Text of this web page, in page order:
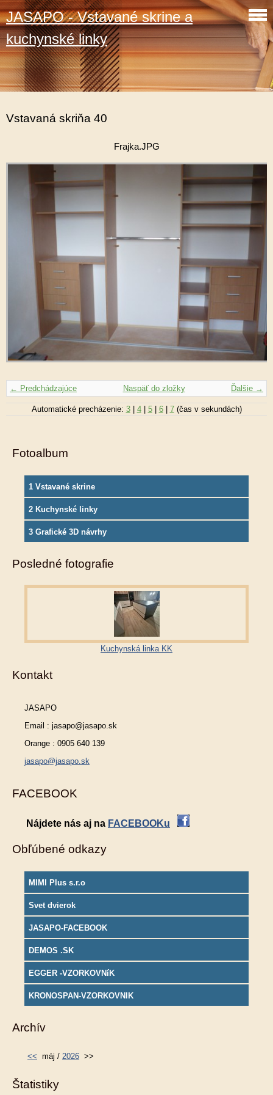
JASAPO - Vstavané skrine a
kuchynské linky
Vstavaná skriňa 40
Frajka.JPG
← Predchádzajúce Ďalšie →
Naspäť do zložky
Automatické precházenie: 3| 4| 5| 6| 7(čas v sekundách)
Fotoalbum
1 Vstavané skrine
2 Kuchynské linky
3 Grafické 3D návrhy
Posledné fotografie
Kuchynská linka KK
Kontakt
JASAPO
Email : jasapo@jasapo.sk
Orange : 0905 640 139
jasapo@jasapo.sk
FACEBOOK
Nájdete nás aj na FACEBOOKu
Obľúbené odkazy
MIMI Plus s.r.o
Svet dvierok
JASAPO-FACEBOOK
DEMOS .SK
EGGER -VZORKOVNíK
KRONOSPAN-VZORKOVNIK
Archív
<< máj / 2026 >>
Štatistiky